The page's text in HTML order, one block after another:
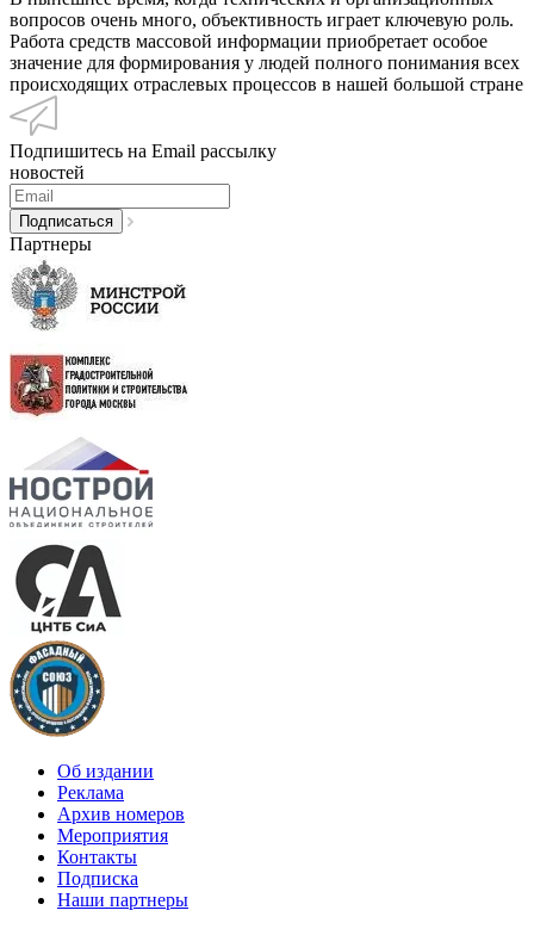
вопросов очень много, объективность играет ключевую роль.
Работа средств массовой информации приобретает особое
значение для формирования у людей полного понимания всех
происходящих отраслевых процессов в нашей большой стране
Подпишитесь на Email рассылку
новостей
Партнеры
Об издании
Реклама
Архив номеров
Мероприятия
Контакты
Подписка
Наши партнеры